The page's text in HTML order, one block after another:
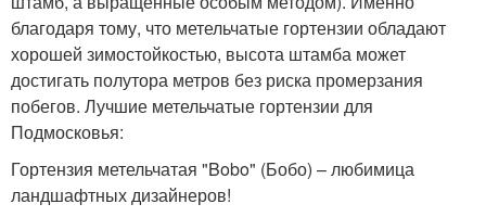
благодаря тому, что метельчатые гортензии обладают
хорошей зимостойкостью, высота штамба может
достигать полутора метров без риска промерзания
побегов. Лучшие метельчатые гортензии для
Подмосковья:
Гортензия метельчатая "Bobo" (Бобо) – любимица
ландшафтных дизайнеров!